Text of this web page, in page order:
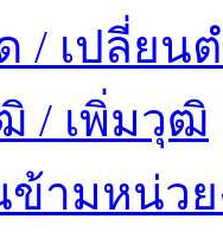
/ เปลี่ยน
/ เพิ่มวุฒิ
ข้ามหน่ว